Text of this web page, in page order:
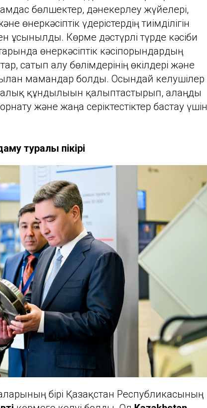
бөлшектер, дәнекерлеу жүйелері,
үдерістердің тиімділігін
ұсынылды. Көрме дәстүрлі түрде кәсіби
өнеркәсіптік кәсіпорындардың
сатып алу бөлімдерінің өкілдері және
мамандар болды. Осындай келушілер
құндылығын қалыптастырып, алаңды
және жаңа серіктестіктер бастау үшін
туралы пікірі
бірі Қазақстан Республикасының